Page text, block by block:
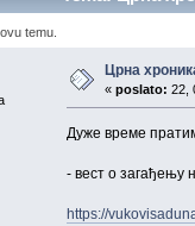
temu.
Црна
« poslato: 22,
Дуже време
- вест о загађењу
https://